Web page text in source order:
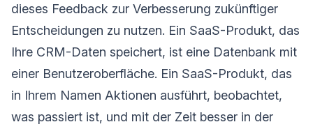
dieses Feedback zur Verbesserung zukünftiger
Entscheidungen zu nutzen. Ein SaaS-Produkt, das
Ihre CRM-Daten speichert, ist eine Datenbank mit
einer Benutzeroberfläche. Ein SaaS-Produkt, das
in Ihrem Namen Aktionen ausführt, beobachtet,
was passiert ist, und mit der Zeit besser in der